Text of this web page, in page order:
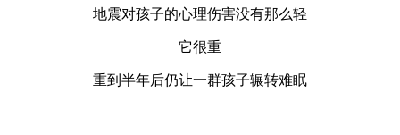
地震对孩子的心理伤害没有那么轻
它很重
重到半年后仍让一群孩子辗转难眠